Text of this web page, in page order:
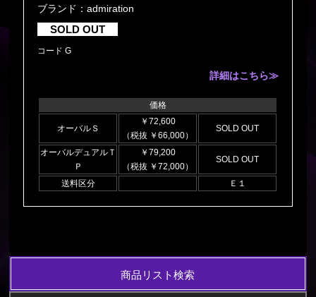
ブランド：admiration
SOLD OUT
コード G
詳細はこちら≫
価格
オーバルＳ
￥72,600
（税抜 ￥66,000）
SOLD OUT
オーバルデュアルＴ
Ｐ
￥79,200
（税抜 ￥72,000）
SOLD OUT
送料区分 Ｅ１
商品リスト検索